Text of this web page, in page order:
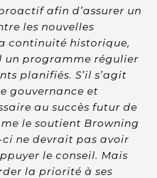
afin d’assurer un
les nouvelles
continuité historique,
un programme régulier
planifiés. S’il s’agit
gouvernance et
au succès futur de
le soutient Browning
ci ne devrait pas avoir
le conseil. Mais
la priorité à ses